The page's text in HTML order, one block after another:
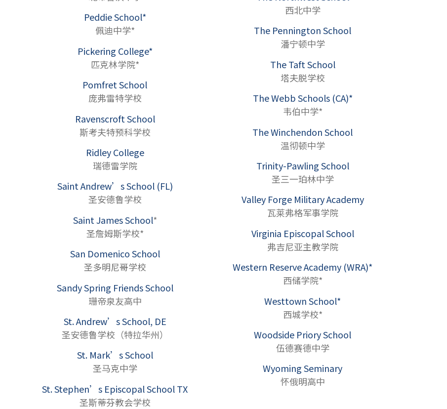
Peddie School*
佩迪中学*
Pickering College*
匹克林学院*
Pomfret School
庞弗雷特学校
Ravenscroft School
斯考夫特预科学校
Ridley College
瑞德雷学院
Saint Andrew’s School (FL)
圣安德鲁学校
Saint James School*
圣詹姆斯学校*
San Domenico School
圣多明尼哥学校
Sandy Spring Friends School
珊帝泉友高中
St. Andrew’s School, DE
圣安德鲁学校（特拉华州）
St. Mark’s School
圣马克中学
St. Stephen’s Episcopal School TX
圣斯蒂芬教会学校
西北中学
The Pennington School
潘宁顿中学
The Taft School
塔夫脱学校
The Webb Schools (CA)*
韦伯中学*
The Winchendon School
温彻顿中学
Trinity-Pawling School
圣三一珀林中学
Valley Forge Military Academy
瓦莱弗格军事学院
Virginia Episcopal School
弗吉尼亚主教学院
Western Reserve Academy (WRA)*
西储学院*
Westtown School*
西城学校*
Woodside Priory School
伍德赛德中学
Wyoming Seminary
怀俄明高中